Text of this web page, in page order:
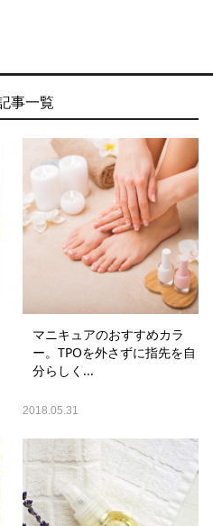
事一覧
マニキュアのおすすめカラ
ー。TPOを外さずに指先を自
分らしく...
2018.05.31